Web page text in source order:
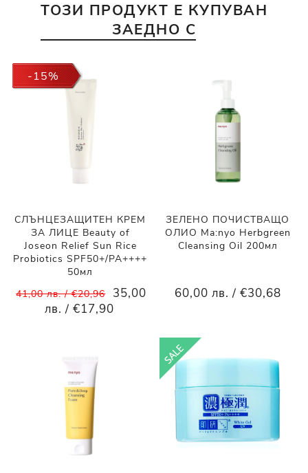
ТОЗИ ПРОДУКТ Е КУПУВАН
ЗАЕДНО С
-15%
СЛЪНЦЕЗАЩИТЕН КРЕМ
ЗА ЛИЦЕ Beauty of
Joseon Relief Sun Rice
Probiotics SPF50+/PA++++
50мл
41,00 лв. / €20,96
35,00
лв. / €17,90
ЗЕЛЕНО ПОЧИСТВАЩО
ОЛИО Ma:nyo Herbgreen
Cleansing Oil 200мл
60,00 лв. / €30,68